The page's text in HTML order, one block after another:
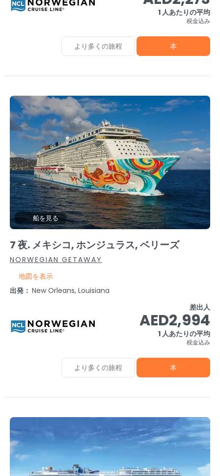
1 人あたりの平均
税金込み
より多くの旅程 本
船を見る
7 夜. メキシコ, ホンジュラス, ベリーズ
NORWEGIAN GETAWAY
地図を表示
出発： New Orleans, Louisiana
差出人
AED2,994
1 人あたりの平均
税金込み
より多くの旅程 本